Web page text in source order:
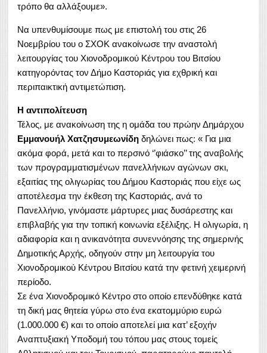
τρόπο θα αλλάξουμε».
Να υπενθυμίσουμε πως με επιστολή του στις 26
Νοεμβρίου του ο ΣΧΟΚ ανακοίνωσε την αναστολή
λειτουργίας του Χιονοδρομικού Κέντρου του Βιτσίου
κατηγορόντας τον Δήμο Καστοριάς για εχθρική και
περιπαικτική αντιμετώπιση.
Η αντιπολίτευση
Τέλος, με ανακοίνωση της η ομάδα του πρώην Δημάρχου
Εμμανουήλ Χατζησυμεωνίδη δηλώνει πως: « Για μια
ακόμα φορά, μετά και το περσινό ‘’φιάσκο’’ της αναβολής
των προγραμματισμένων πανελλήνιων αγώνων σκι,
εξαιτίας της ολιγωρίας του Δήμου Καστοριάς που είχε ως
αποτέλεσμα την έκθεση της Καστοριάς, ανά το
Πανελλήνιο, γινόμαστε μάρτυρες μιας δυσάρεστης και
επιβλαβής για την τοπική κοινωνία εξέλιξης. Η ολιγωρία, η
αδιαφορία και η ανικανότητα συνεννόησης της σημερινής
Δημοτικής Αρχής, οδηγούν στην μη λειτουργία του
Χιονοδρομικού Κέντρου Βιτσίου κατά την φετινή χειμερινή
περίοδο.
Σε ένα Χιονοδρομικό Κέντρο στο οποίο επενδύθηκε κατά
τη δική μας θητεία γύρω στο ένα εκατομμύριο ευρώ
(1.000.000 €) και το οποίο αποτελεί μια κατ’ εξοχήν
Αναπτυξιακή Υποδομή του τόπου μας στους τομείς